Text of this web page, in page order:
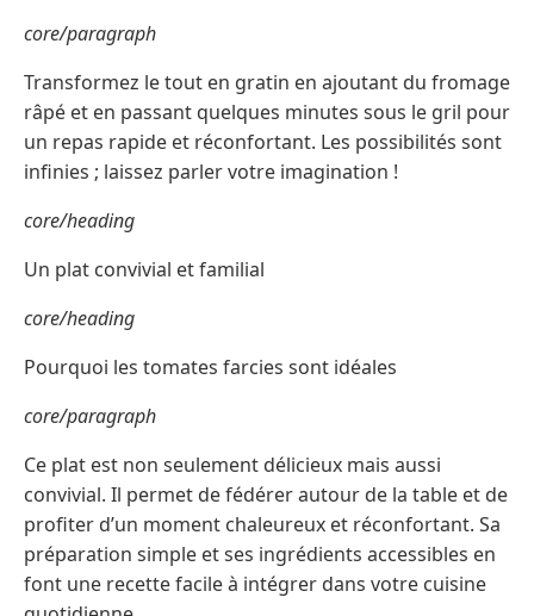
core/paragraph
Transformez le tout en gratin en ajoutant du fromage
râpé et en passant quelques minutes sous le gril pour
un repas rapide et réconfortant. Les possibilités sont
infinies ; laissez parler votre imagination !
core/heading
Un plat convivial et familial
core/heading
Pourquoi les tomates farcies sont idéales
core/paragraph
Ce plat est non seulement délicieux mais aussi
convivial. Il permet de fédérer autour de la table et de
profiter d’un moment chaleureux et réconfortant. Sa
préparation simple et ses ingrédients accessibles en
font une recette facile à intégrer dans votre cuisine